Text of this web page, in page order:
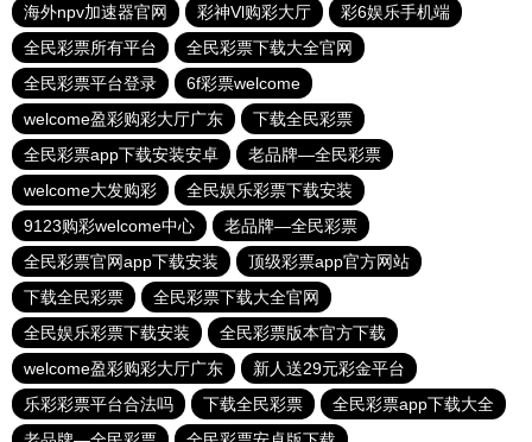
海外npv加速器官网
彩神Vl购彩大厅
彩6娱乐手机端
全民彩票所有平台
全民彩票下载大全官网
全民彩票平台登录
6f彩票welcome
welcome盈彩购彩大厅广东
下载全民彩票
全民彩票app下载安装安卓
老品牌—全民彩票
welcome大发购彩
全民娱乐彩票下载安装
9123购彩welcome中心
老品牌—全民彩票
全民彩票官网app下载安装
顶级彩票app官方网站
下载全民彩票
全民彩票下载大全官网
全民娱乐彩票下载安装
全民彩票版本官方下载
welcome盈彩购彩大厅广东
新人送29元彩金平台
乐彩彩票平台合法吗
下载全民彩票
全民彩票app下载大全